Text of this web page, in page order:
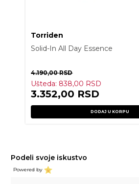
Torriden
Solid-In All Day Essence
4.190,00RSD
Ušteda: 838,00 RSD
3.352,00 RSD
DODAJ U KORPU
Podeli svoje iskustvo
Powered by